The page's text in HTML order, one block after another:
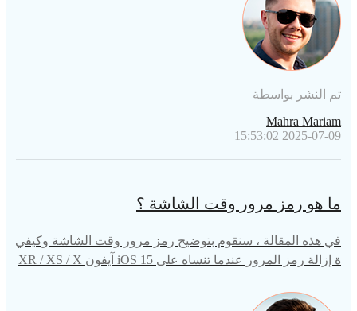
تم النشر بواسطة
Mahra Mariam
2025-07-09 15:53:02
ما هو رمز مرور وقت الشاشة ؟
في هذه المقالة ، سنقوم بتوضيح رمز مرور وقت الشاشة وكيفي
ة إزالة رمز المرور عندما تنساه على iOS 15 آيفون XR / XS / X